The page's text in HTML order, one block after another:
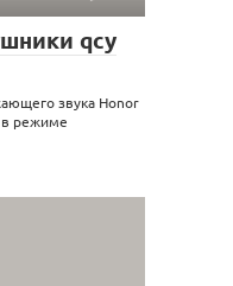
qcy
звука Honor
в режиме